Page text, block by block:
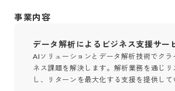
事業内容
データ解析によるビジネス支援サー
AIソリューションとデータ解析技術でクラ
ネス課題を解決します。解析業務を通じリ
し、リターンを最大化する支援を提供して